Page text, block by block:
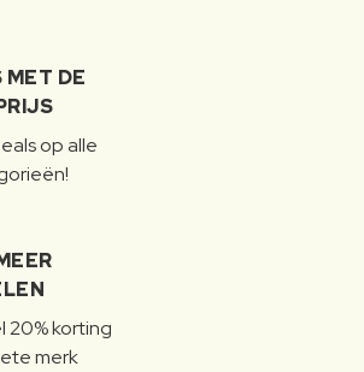
MET DE
op alle
20% korting
merk